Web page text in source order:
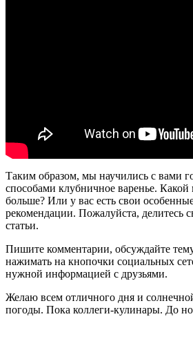
Таким образом, мы научились с вами
способами клубничное варенье.
больше? Или у вас есть свои
рекомендации. Пожалуйста, делитесь
статьи.
Пишите комментарии, обсуждайте
нажимать на кнопочки социальных
нужной информацией с друзьями.
Желаю всем отличного дня и
погоды. Пока коллеги-кулинары. До